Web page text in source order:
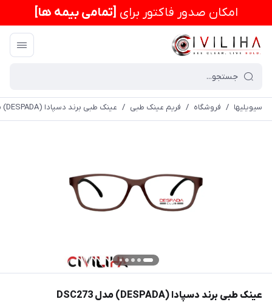
امكان صدور فاکتور برای [تمامی بیمه ها]
سیویلیها / فروشگاه / فریم عینک طبی / عینک طبی برند دسپادا (DESPADA) مدل DSC273
عینک طبی برند دسپادا (DESPADA) مدل DSC273